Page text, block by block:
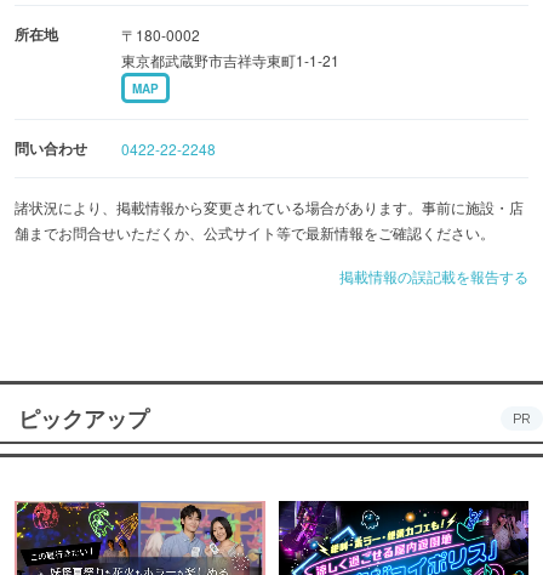
所在地
〒180-0002
東京都武蔵野市吉祥寺東町1-1-21
MAP
問い合わせ 0422-22-2248
諸状況により、掲載情報から変更されている場合があります。事前に施設・店
舗までお問合せいただくか、公式サイト等で最新情報をご確認ください。
掲載情報の誤記載を報告する
ピックアップ PR